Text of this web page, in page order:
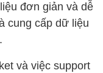
đơn giản và dễ
cung cấp dữ liệu
và việc support